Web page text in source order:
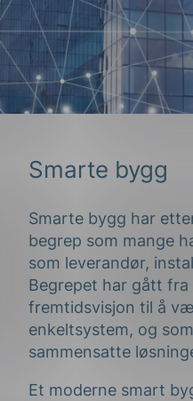
Smarte bygg
Smarte bygg har
begrep som mange
som leverandør,
Begrepet har gått
fremtidsvisjon til å
enkeltsystem, og
sammensatte
Et moderne smart